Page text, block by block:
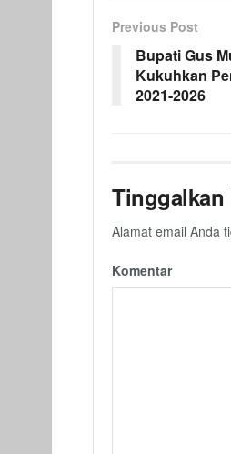
Previous Post
Bupati Gus
Kukuhkan
2021-2026
Tinggalkan
Alamat email Anda
Komentar